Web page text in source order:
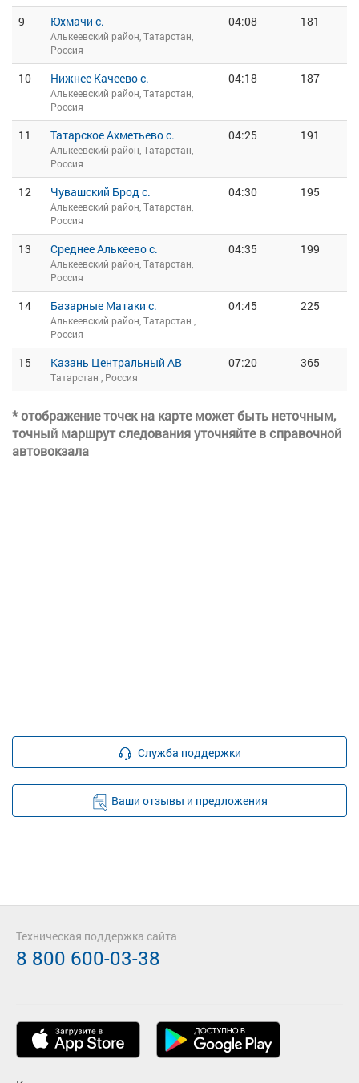
9 Юхмачи с.
Алькеевский район, Татарстан,
Россия
04:08 181
10 Нижнее Качеево с.
Алькеевский район, Татарстан,
Россия
04:18 187
11 Татарское Ахметьево с.
Алькеевский район, Татарстан,
Россия
04:25 191
12 Чувашский Брод с.
Алькеевский район, Татарстан,
Россия
04:30 195
13 Среднее Алькеево с.
Алькеевский район, Татарстан,
Россия
04:35 199
14 Базарные Матаки с.
Алькеевский район, Татарстан ,
Россия
04:45 225
15 Казань Центральный АВ
Татарстан , Россия
07:20 365
* отображение точек на карте может быть неточным,
точный маршрут следования уточняйте в справочной
автовокзала
Служба поддержки
Ваши отзывы и предложения
Техническая поддержка сайта
8 800 600-03-38